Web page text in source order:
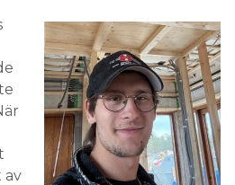
av